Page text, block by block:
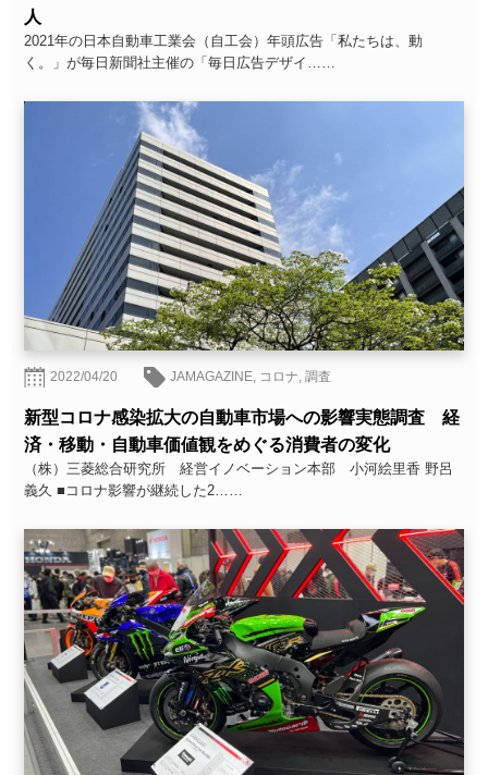
人
2021年の日本自動車工業会（自工会）年頭広告「私たちは、動
く。」が毎日新聞社主催の「毎日広告デザイ……
2022/04/20 JAMAGAZINE, コロナ,調査
新型コロナ感染拡大の自動車市場への影響実態調査 経
済・移動・自動車価値観をめぐる消費者の変化
（株）三菱総合研究所 経営イノベーション本部 小河絵里香 野呂
義久 ■コロナ影響が継続した2……